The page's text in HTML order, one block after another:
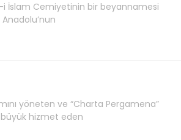
i İslam Cemiyetinin bir beyannamesi
Anadolu’nun
yöneten ve “Charta Pergamena”
büyük hizmet eden